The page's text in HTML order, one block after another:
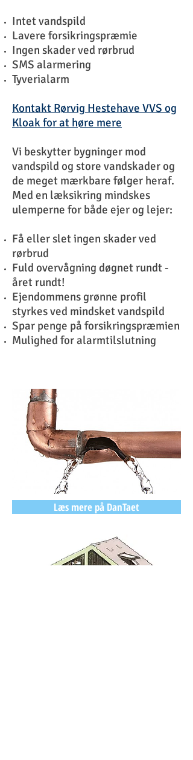
Intet vandspild
Lavere forsikringspræmie
Ingen skader ved rørbrud
SMS alarmering
Tyverialarm
Kontakt Rørvig Hestehave VVS og
Kloak for at høre mere
Vi beskytter bygninger mod
vandspild og store vandskader og
de meget mærkbare følger heraf.
Med en læksikring mindskes
ulemperne for både ejer og lejer:
Få eller slet ingen skader ved
rørbrud
Fuld overvågning døgnet rundt -
året rundt!
Ejendommens grønne profil
styrkes ved mindsket vandspild
Spar penge på forsikringspræmien
Mulighed for alarmtilslutning
Læs mere på DanTaet